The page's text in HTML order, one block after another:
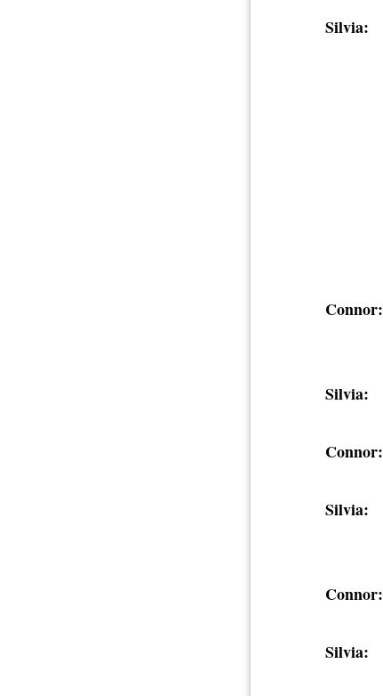
Silvia:
Connor:
Silvia:
Connor:
Silvia:
Connor:
Silvia: